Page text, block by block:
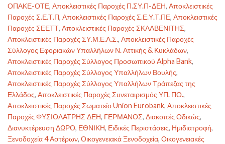
ΟΠΑΚΕ-ΟΤΕ, Αποκλειστικές Παροχές Π.ΣΥ.Π-ΔΕΗ, Αποκλειστικές
Παροχές Σ.Ε.Τ.Π, Αποκλειστικές Παροχές Σ.Ε.Υ.Τ.ΠΕ, Αποκλειστικές
Παροχές ΣΕΕΤΤ, Αποκλειστικές Παροχές ΣΚΛΑΒΕΝΙΤΗΣ,
Αποκλειστικές Παροχές ΣΥ.Μ.Ε.Λ.Σ., Αποκλειστικές Παροχές
Σύλλογος Εφοριακών Υπαλλήλων Ν. Αττικής & Κυκλάδων,
Αποκλειστικές Παροχές Σύλλογος Προσωπικού Alpha Bank,
Αποκλειστικές Παροχές Σύλλογος Υπαλλήλων Βουλής,
Αποκλειστικές Παροχές Σύλλογος Υπαλλήλων Τράπεζας της
Ελλάδος, Αποκλειστικές Παροχές Συνεταιρισμός ΥΠ. ΠΟ.,
Αποκλειστικές Παροχές Σωματείο Union Eurobank, Αποκλειστικές
Παροχές ΦΥΣΙΟΛΑΤΡΗΣ ΔΕΗ, ΓΕΡΜΑΝΟΣ, Διακοπές Οδικώς,
Διανυκτέρευση ΔΩΡΟ, ΕΘΝΙΚΗ, Ειδικές Περιστάσεις, Ημιδιατροφή,
Ξενοδοχεία 4 Αστέρων, Οικογενειακά Ξενοδοχεία, Οικογενειακές